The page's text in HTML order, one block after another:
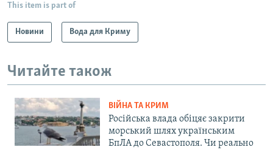
This item is part of
Новини Вода для Криму
Читайте також
ВІЙНА ТА КРИМ
Російська влада обіцяє закрити
морський шлях українським
БпЛА до Севастополя. Чи реально